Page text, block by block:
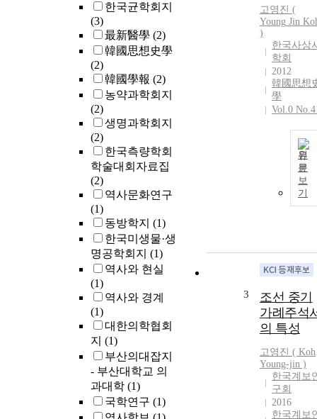
한국균학회지
(3)
最新醫學 (2)
韓國思想史學
(2)
韓國學報 (2)
농약과학회지
(2)
생명과학회지
(2)
한국측량학회
학술대회자료집
(2)
역사문화연구
(1)
동방학지 (1)
한국미생물·생
명공학회지 (1)
역사와 현실
(1)
역사와 경계
(1)
대한의학협회
지 (1)
부산의대잡지
- 부산대학교 의
과대학 (1)
국학연구 (1)
고영진 (
Young Jin
)
한국사상
학회
2012
韓國思想
學
Vol.0
원
문
보
기
3
조선 중기
가례주석
의 특성
고영진 ( Koh
Young-jin )
한국계보
구회
2016
한국계보